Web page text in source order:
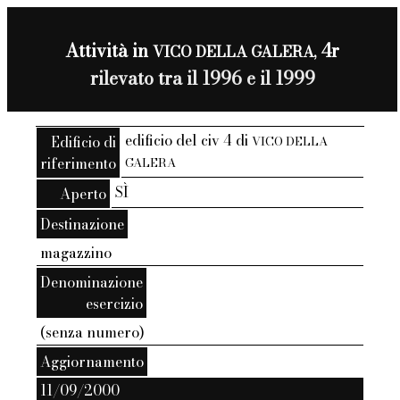
Attività inVICO DELLA GALERA,4r
rilevato tra il 1996 e il 1999
Edificio di
riferimento
edificio del civ 4 diVICO DELLA
GALERA
Aperto SÌ
Destinazione
magazzino
Denominazione
esercizio
(senza numero)
Aggiornamento
11/09/2000